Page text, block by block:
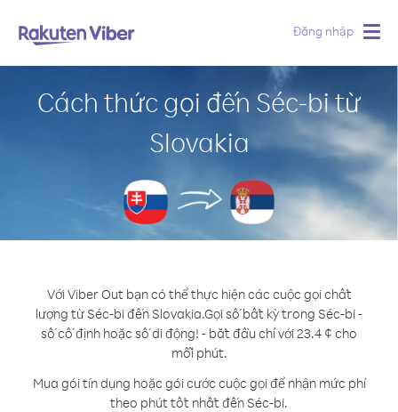
Đăng nhập
Cách thức gọi đến Séc-bi từ
Slovakia
Với Viber Out bạn có thể thực hiện các cuộc gọi chất
lượng từ Séc-bi đến Slovakia.Gọi số bất kỳ trong Séc-bi -
số cố định hoặc số di động! - bắt đầu chỉ với 23.4 ¢ cho
mỗi phút.
Mua gói tín dụng hoặc gói cước cuộc gọi để nhận mức phí
theo phút tốt nhất đến Séc-bi.